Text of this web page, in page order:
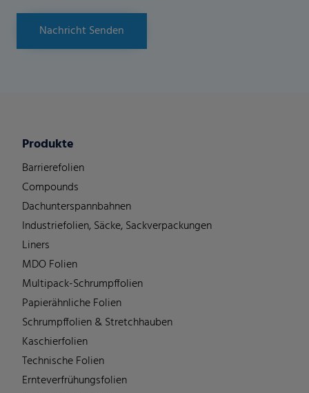
Nachricht Senden
Produkte
Barrierefolien
Compounds
Dachunterspannbahnen
Industriefolien, Säcke, Sackverpackungen
Liners
MDO Folien
Multipack-Schrumpffolien
Papierähnliche Folien
Schrumpffolien & Stretchhauben
Kaschierfolien
Technische Folien
Ernteverfrühungsfolien